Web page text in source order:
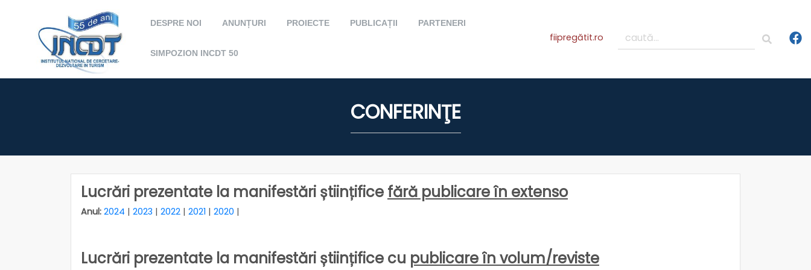
DESPRE NOI ANUNȚURI PROIECTE PUBLICAȚII PARTENERI
SIMPOZION INCDT 50
fiipregătit.ro
CONFERINŢE
Lucrări prezentate la manifestări științifice fără publicare în extenso
Anul: 2024 | 2023 | 2022 | 2021 | 2020 |
Lucrări prezentate la manifestări științifice cu publicare în volum/reviste